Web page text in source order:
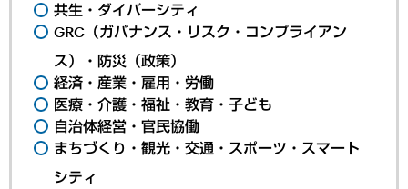
共生・ダイバーシティ
GRC（ガバナンス・リスク・コンプライアン
ス）・防災（政策）
経済・産業・雇用・労働
医療・介護・福祉・教育・子ども
自治体経営・官民協働
まちづくり・観光・交通・スポーツ・スマート
シティ